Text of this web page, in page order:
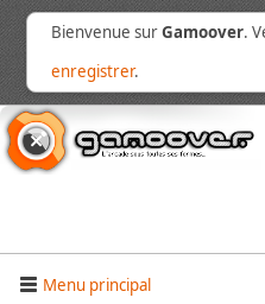
Bienvenue surGamoover.
enregistrer.
Menu principal